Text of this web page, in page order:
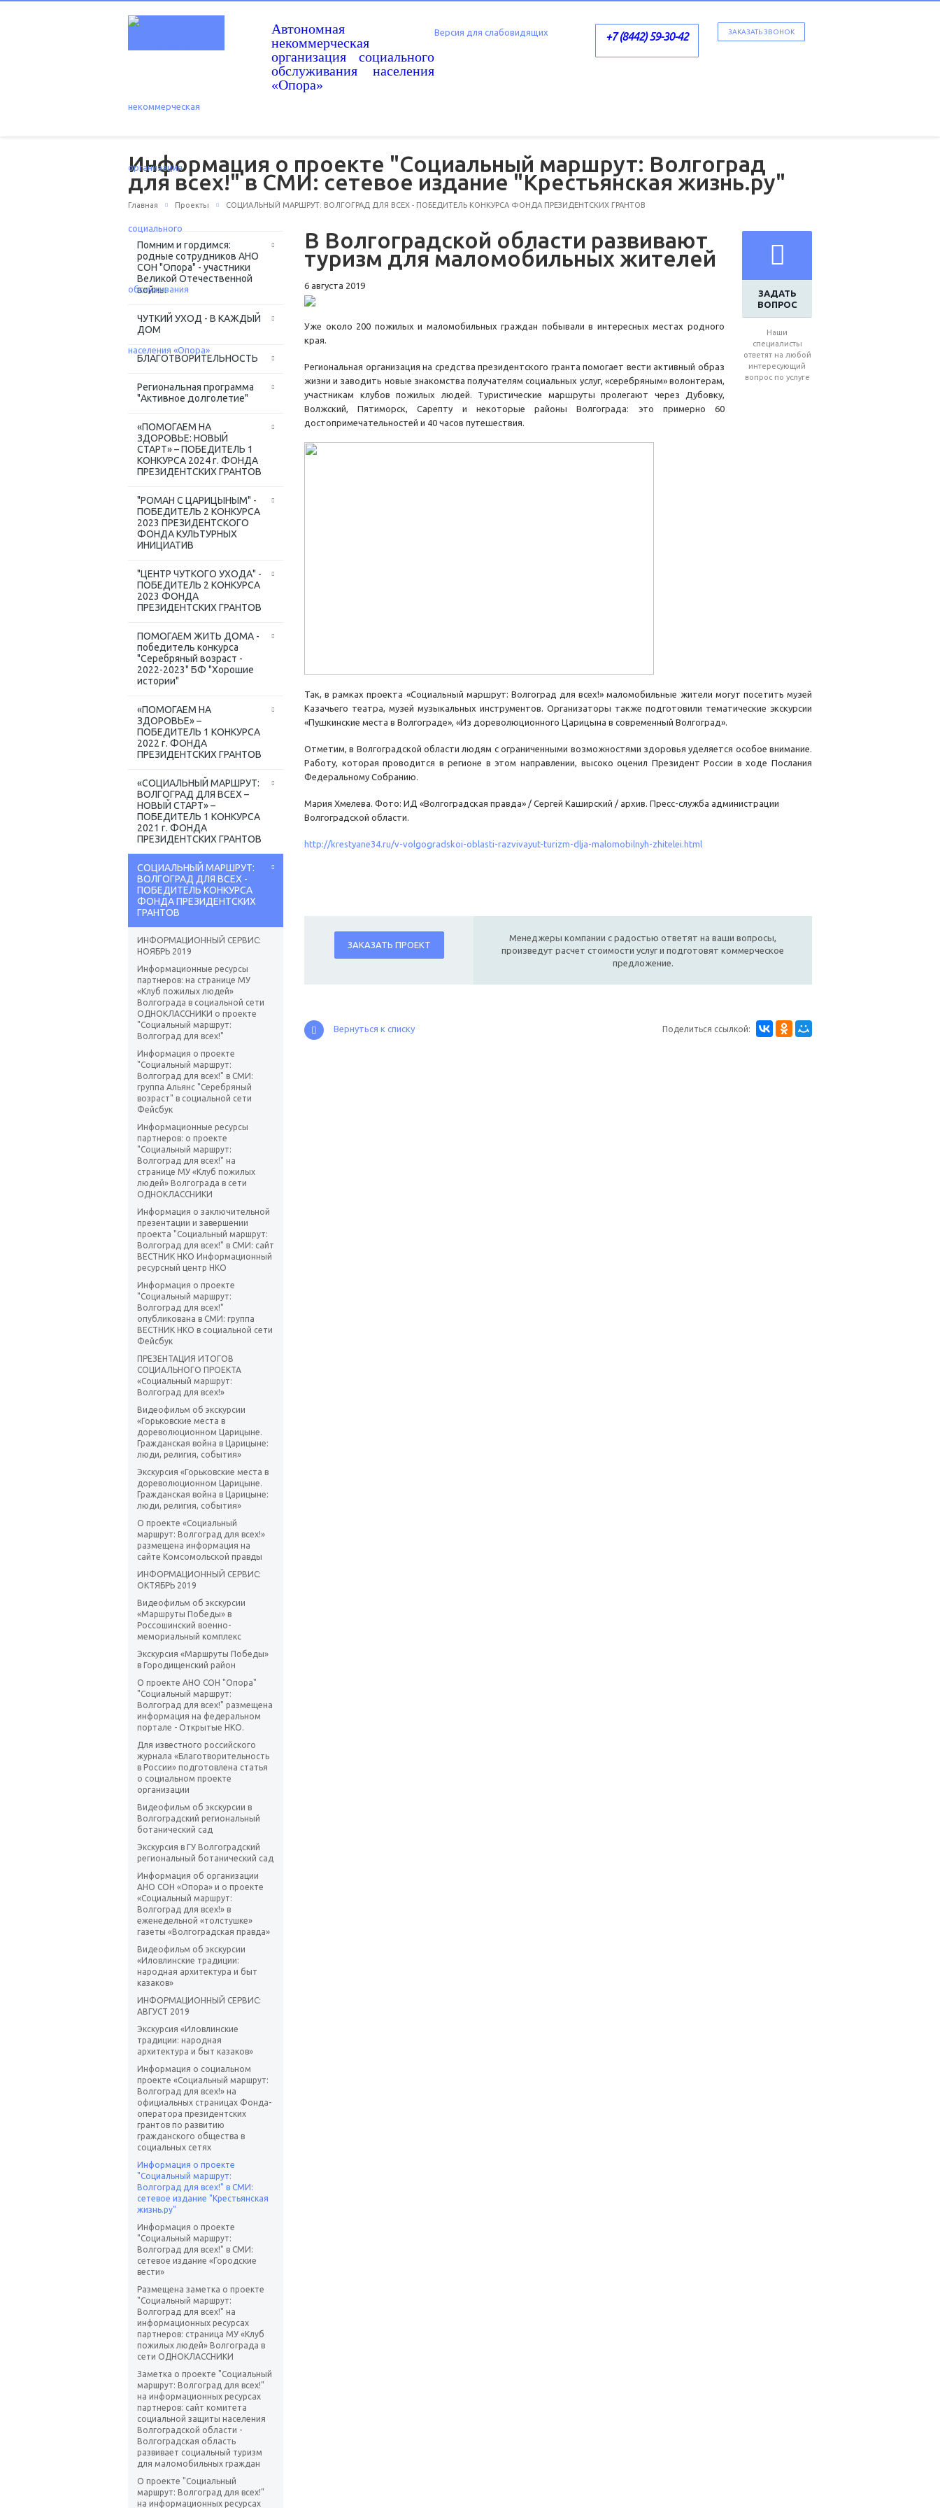
Автономная
некоммерческая
организация социального
обслуживания населения
«Опора»
ЗАКАЗАТЬ ЗВОНОК
+7 (8442) 59-30-42
Версия для слабовидящих
Информация о проекте "Социальный маршрут: Волгоград
для всех!" в СМИ: сетевое издание "Крестьянская жизнь.ру"
Главная Проекты СОЦИАЛЬНЫЙ МАРШРУТ: ВОЛГОГРАД ДЛЯ ВСЕХ - ПОБЕДИТЕЛЬ КОНКУРСА ФОНДА ПРЕЗИДЕНТСКИХ ГРАНТОВ
Помним и гордимся:
родные сотрудников АНО
СОН "Опора" - участники
Великой Отечественной
войны
ЧУТКИЙ УХОД - В КАЖДЫЙ
ДОМ
БЛАГОТВОРИТЕЛЬНОСТЬ
Региональная программа
"Активное долголетие"
«ПОМОГАЕМ НА
ЗДОРОВЬЕ: НОВЫЙ
СТАРТ» – ПОБЕДИТЕЛЬ 1
КОНКУРСА 2024 г. ФОНДА
ПРЕЗИДЕНТСКИХ ГРАНТОВ
"РОМАН С ЦАРИЦЫНЫМ" -
ПОБЕДИТЕЛЬ 2 КОНКУРСА
2023 ПРЕЗИДЕНТСКОГО
ФОНДА КУЛЬТУРНЫХ
ИНИЦИАТИВ
"ЦЕНТР ЧУТКОГО УХОДА" -
ПОБЕДИТЕЛЬ 2 КОНКУРСА
2023 ФОНДА
ПРЕЗИДЕНТСКИХ ГРАНТОВ
ПОМОГАЕМ ЖИТЬ ДОМА -
победитель конкурса
"Серебряный возраст -
2022-2023" БФ "Хорошие
истории"
«ПОМОГАЕМ НА
ЗДОРОВЬЕ» –
ПОБЕДИТЕЛЬ 1 КОНКУРСА
2022 г. ФОНДА
ПРЕЗИДЕНТСКИХ ГРАНТОВ
«СОЦИАЛЬНЫЙ МАРШРУТ:
ВОЛГОГРАД ДЛЯ ВСЕХ –
НОВЫЙ СТАРТ» –
ПОБЕДИТЕЛЬ 1 КОНКУРСА
2021 г. ФОНДА
ПРЕЗИДЕНТСКИХ ГРАНТОВ
СОЦИАЛЬНЫЙ МАРШРУТ:
ВОЛГОГРАД ДЛЯ ВСЕХ -
ПОБЕДИТЕЛЬ КОНКУРСА
ФОНДА ПРЕЗИДЕНТСКИХ
ГРАНТОВ
ИНФОРМАЦИОННЫЙ СЕРВИС:
НОЯБРЬ 2019
Информационные ресурсы
партнеров: на странице МУ
«Клуб пожилых людей»
Волгограда в социальной сети
ОДНОКЛАССНИКИ о проекте
"Социальный маршрут:
Волгоград для всех!"
Информация о проекте
"Социальный маршрут:
Волгоград для всех!" в СМИ:
группа Альянс "Серебряный
возраст" в социальной сети
Фейсбук
Информационные ресурсы
партнеров: о проекте
"Социальный маршрут:
Волгоград для всех!" на
странице МУ «Клуб пожилых
людей» Волгограда в сети
ОДНОКЛАССНИКИ
Информация о заключительной
презентации и завершении
проекта "Социальный маршрут:
Волгоград для всех!" в СМИ: сайт
ВЕСТНИК НКО Информационный
ресурсный центр НКО
Информация о проекте
"Социальный маршрут:
Волгоград для всех!"
опубликована в СМИ: группа
ВЕСТНИК НКО в социальной сети
Фейсбук
ПРЕЗЕНТАЦИЯ ИТОГОВ
СОЦИАЛЬНОГО ПРОЕКТА
«Социальный маршрут:
Волгоград для всех!»
Видеофильм об экскурсии
«Горьковские места в
дореволюционном Царицыне.
Гражданская война в Царицыне:
люди, религия, события»
Экскурсия «Горьковские места в
дореволюционном Царицыне.
Гражданская война в Царицыне:
люди, религия, события»
О проекте «Социальный
маршрут: Волгоград для всех!»
размещена информация на
сайте Комсомольской правды
ИНФОРМАЦИОННЫЙ СЕРВИС:
ОКТЯБРЬ 2019
Видеофильм об экскурсии
«Маршруты Победы» в
Россошинский военно-
мемориальный комплекс
Экскурсия «Маршруты Победы»
в Городищенский район
О проекте АНО СОН "Опора"
"Социальный маршрут:
Волгоград для всех!" размещена
информация на федеральном
портале - Открытые НКО.
Для известного российского
журнала «Благотворительность
в России» подготовлена статья
о социальном проекте
организации
Видеофильм об экскурсии в
Волгоградский региональный
ботанический сад
Экскурсия в ГУ Волгоградский
региональный ботанический сад
Информация об организации
АНО СОН «Опора» и о проекте
«Социальный маршрут:
Волгоград для всех!» в
еженедельной «толстушке»
газеты «Волгоградская правда»
Видеофильм об экскурсии
«Иловлинские традиции:
народная архитектура и быт
казаков»
ИНФОРМАЦИОННЫЙ СЕРВИС:
АВГУСТ 2019
Экскурсия «Иловлинские
традиции: народная
архитектура и быт казаков»
Информация о социальном
проекте «Социальный маршрут:
Волгоград для всех!» на
официальных страницах Фонда-
оператора президентских
грантов по развитию
гражданского общества в
социальных сетях
Информация о проекте
"Социальный маршрут:
Волгоград для всех!" в СМИ:
сетевое издание "Крестьянская
жизнь.ру"
Информация о проекте
"Социальный маршрут:
Волгоград для всех!" в СМИ:
сетевое издание «Городские
вести»
Размещена заметка о проекте
"Социальный маршрут:
Волгоград для всех!" на
информационных ресурсах
партнеров: страница МУ «Клуб
пожилых людей» Волгограда в
сети ОДНОКЛАССНИКИ
Заметка о проекте "Социальный
маршрут: Волгоград для всех!"
на информационных ресурсах
партнеров: сайт комитета
социальной защиты населения
Волгоградской области -
Волгоградская область
развивает социальный туризм
для маломобильных граждан
О проекте "Социальный
маршрут: Волгоград для всех!"
на информационных ресурсах
ЗАДАТЬ
ВОПРОС
Наши
специалисты
ответят на любой
интересующий
вопрос по услуге
В Волгоградской области развивают
туризм для маломобильных жителей
6 августа 2019
Уже около 200 пожилых и маломобильных граждан побывали в интересных местах родного
края.
Региональная организация на средства президентского гранта помогает вести активный образ
жизни и заводить новые знакомства получателям социальных услуг, «серебряным» волонтерам,
участникам клубов пожилых людей. Туристические маршруты пролегают через Дубовку,
Волжский, Пятиморск, Сарепту и некоторые районы Волгограда: это примерно 60
достопримечательностей и 40 часов путешествия.
Так, в рамках проекта «Социальный маршрут: Волгоград для всех!» маломобильные жители могут посетить музей
Казачьего театра, музей музыкальных инструментов. Организаторы также подготовили тематические экскурсии
«Пушкинские места в Волгограде», «Из дореволюционного Царицына в современный Волгоград».
Отметим, в Волгоградской области людям с ограниченными возможностями здоровья уделяется особое внимание.
Работу, которая проводится в регионе в этом направлении, высоко оценил Президент России в ходе Послания
Федеральному Собранию.
Мария Хмелева. Фото: ИД «Волгоградская правда» / Сергей Каширский / архив. Пресс-служба администрации
Волгоградской области.
http://krestyane34.ru/v-volgogradskoi-oblasti-razvivayut-turizm-dlja-malomobilnyh-zhitelei.html
ЗАКАЗАТЬ ПРОЕКТ
Менеджеры компании с радостью ответят на ваши вопросы,
произведут расчет стоимости услуг и подготовят коммерческое
предложение.
Поделиться ссылкой:
Вернуться к списку